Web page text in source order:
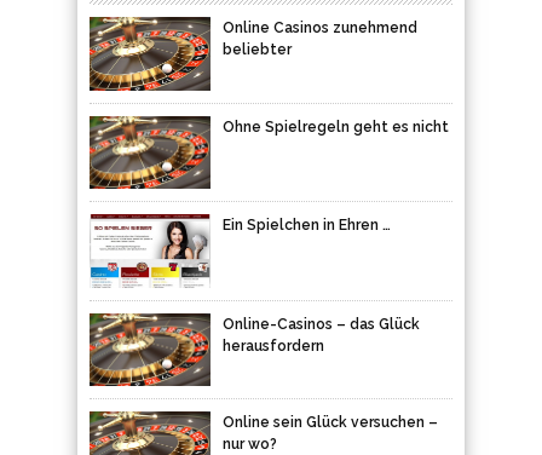
Online Casinos zunehmend
beliebter
Ohne Spielregeln geht es nicht
Ein Spielchen in Ehren …
Online-Casinos – das Glück
herausfordern
Online sein Glück versuchen –
nur wo?